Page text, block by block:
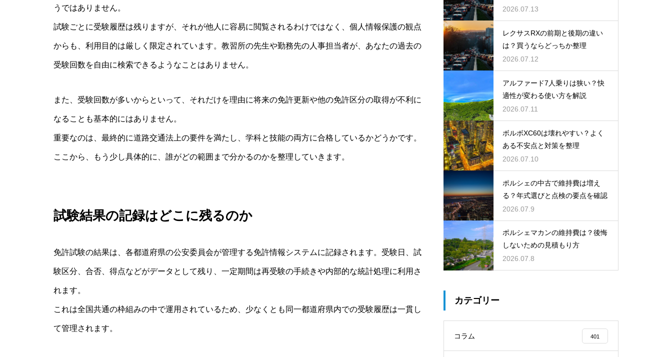
うではありません。
試験ごとに受験履歴は残りますが、それが他人に容易に閲覧されるわけではなく、個人情報保護の観点
からも、利用目的は厳しく限定されています。教習所の先生や勤務先の人事担当者が、あなたの過去の
受験回数を自由に検索できるようなことはありません。
また、受験回数が多いからといって、それだけを理由に将来の免許更新や他の免許区分の取得が不利に
なることも基本的にはありません。
重要なのは、最終的に道路交通法上の要件を満たし、学科と技能の両方に合格しているかどうかです。
ここから、もう少し具体的に、誰がどの範囲まで分かるのかを整理していきます。
試験結果の記録はどこに残るのか
免許試験の結果は、各都道府県の公安委員会が管理する免許情報システムに記録されます。受験日、試
験区分、合否、得点などがデータとして残り、一定期間は再受験の手続きや内部的な統計処理に利用さ
れます。
これは全国共通の枠組みの中で運用されているため、少なくとも同一都道府県内での受験履歴は一貫し
て管理されます。
2026.07.13
レクサスRXの前期と後期の違い
は？買うならどっちか整理
2026.07.12
アルファード7人乗りは狭い？快
適性が変わる使い方を解説
2026.07.11
ボルボXC60は壊れやすい？よく
ある不安点と対策を整理
2026.07.10
ポルシェの中古で維持費は増え
る？年式選びと点検の要点を確認
2026.07.9
ポルシェマカンの維持費は？後悔
しないための見積もり方
2026.07.8
カテゴリー
コラム 401